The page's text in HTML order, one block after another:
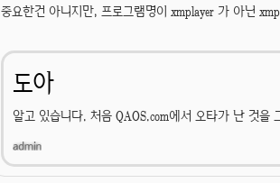
중요한건 아니지만, 프로그램명이 xmplayer 가 아닌
도아
알고 있습니다. 처음 QAOS.com에서 오타가 난 것